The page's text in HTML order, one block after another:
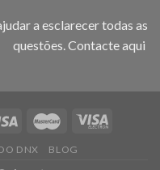
a esclarecer todas as
questões.Contacte aqui
DNX BLOG